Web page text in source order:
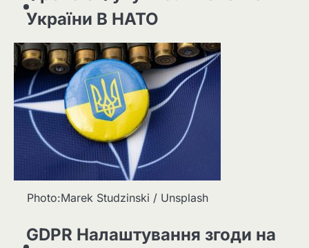
України В НАТО
Photo:Marek Studzinski / Unsplash
GDPR Налаштування згоди на